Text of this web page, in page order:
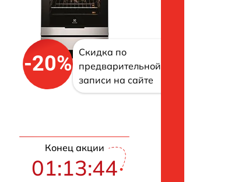
-20%
Скидка по
предварительной
записи на сайте
Конец акции
01:13:42